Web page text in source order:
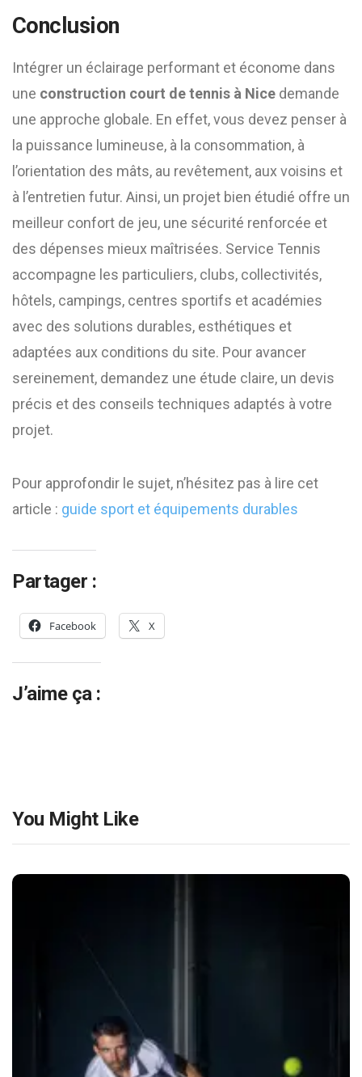
Conclusion
Intégrer un éclairage performant et économe dans
une construction court de tennis à Nice demande
une approche globale. En effet, vous devez penser à
la puissance lumineuse, à la consommation, à
l’orientation des mâts, au revêtement, aux voisins et
à l’entretien futur. Ainsi, un projet bien étudié offre un
meilleur confort de jeu, une sécurité renforcée et
des dépenses mieux maîtrisées. Service Tennis
accompagne les particuliers, clubs, collectivités,
hôtels, campings, centres sportifs et académies
avec des solutions durables, esthétiques et
adaptées aux conditions du site. Pour avancer
sereinement, demandez une étude claire, un devis
précis et des conseils techniques adaptés à votre
projet.
Pour approfondir le sujet, n’hésitez pas à lire cet
article : guide sport et équipements durables
Partager :
Facebook X
J’aime ça :
You Might Like